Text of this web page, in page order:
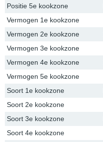
Positie 5e kookzone
Vermogen 1e kookzone
Vermogen 2e kookzone
Vermogen 3e kookzone
Vermogen 4e kookzone
Vermogen 5e kookzone
Soort 1e kookzone
Soort 2e kookzone
Soort 3e kookzone
Soort 4e kookzone